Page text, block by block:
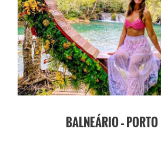
BALNEÁRIO –